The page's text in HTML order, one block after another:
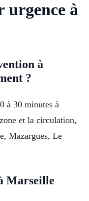
urgence à
à
?
à 30 minutes à
et la circulation,
Mazargues, Le
Marseille